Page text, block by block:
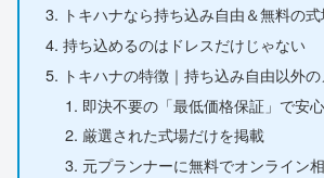
トキハナなら持ち込み自由＆無料の
持ち込めるのはドレスだけじゃない
トキハナの特徴｜持ち込み自由以外
即決不要の「最低価格保証」で安心
厳選された式場だけを掲載
元プランナーに無料でオンライン